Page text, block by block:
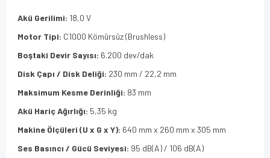
Akü Gerilimi: 18,0 V
Motor Tipi: C1000 Kömürsüz (Brushless)
Boştaki Devir Sayısı: 6.200 dev/dak
Disk Çapı / Disk Deliği: 230 mm / 22,2 mm
Maksimum Kesme Derinliği: 83 mm
Akü Hariç Ağırlığı: 5,35 kg
Makine Ölçüleri (U x G x Y): 640 mm x 260 mm x 305 mm
Ses Basıncı / Gücü Seviyesi: 95 dB(A) / 106 dB(A)